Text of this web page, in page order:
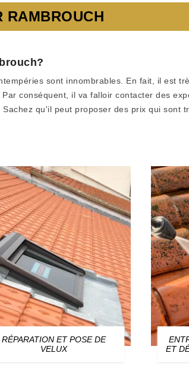
RAMBROUCH
sont innombrables. En fait, il est
conséquent, il va falloir contacter des
qu'il peut proposer des prix qui sont
RÉPARATION ET POSE DE
VELUX
ET